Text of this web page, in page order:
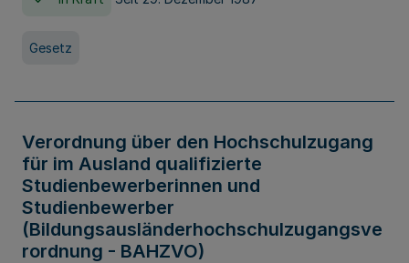
Gesetz
Verordnung über den Hochschulzugang
für im Ausland qualifizierte
Studienbewerberinnen und
Studienbewerber
(Bildungsausländerhochschulzugangsve
rordnung - BAHZVO)